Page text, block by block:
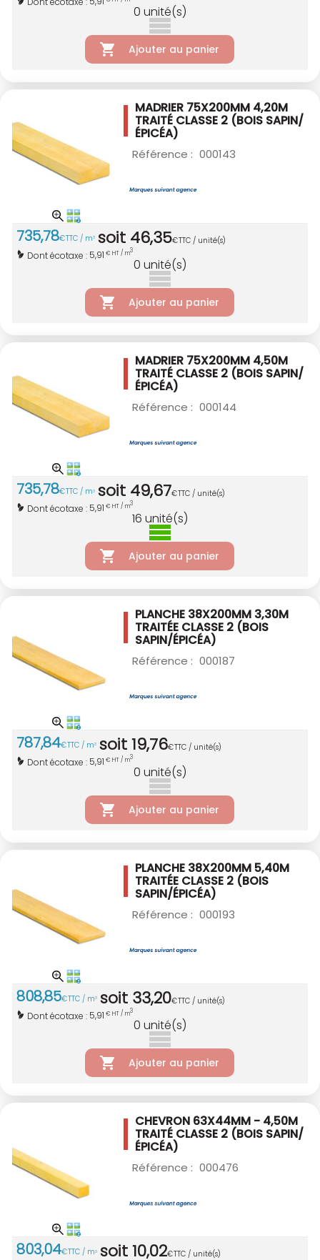
0 unité(s)
Ajouter au panier
MADRIER 75X200MM 4,20M
TRAITÉ CLASSE 2 (BOIS SAPIN/
ÉPICÉA)
Référence : 000143
735,78€TTC / m3 soit 46,35€TTC / unité(s)
Dont écotaxe : 5,91 € HT / m3
0 unité(s)
Ajouter au panier
MADRIER 75X200MM 4,50M
TRAITÉ CLASSE 2 (BOIS SAPIN/
ÉPICÉA)
Référence : 000144
735,78€TTC / m3 soit 49,67€TTC / unité(s)
Dont écotaxe : 5,91 € HT / m3
16 unité(s)
Ajouter au panier
PLANCHE 38X200MM 3,30M
TRAITÉE CLASSE 2 (BOIS
SAPIN/ÉPICÉA)
Référence : 000187
787,84€TTC / m3 soit19,76€TTC / unité(s)
Dont écotaxe : 5,91 € HT / m3
0 unité(s)
Ajouter au panier
PLANCHE 38X200MM 5,40M
TRAITÉE CLASSE 2 (BOIS
SAPIN/ÉPICÉA)
Référence : 000193
808,85€TTC / m3 soit 33,20€TTC / unité(s)
Dont écotaxe : 5,91 € HT / m3
0 unité(s)
Ajouter au panier
CHEVRON 63X44MM - 4,50M
TRAITÉ CLASSE 2 (BOIS SAPIN/
ÉPICÉA)
Référence : 000476
803,04€TTC / m3 soit10,02€TTC / unité(s)